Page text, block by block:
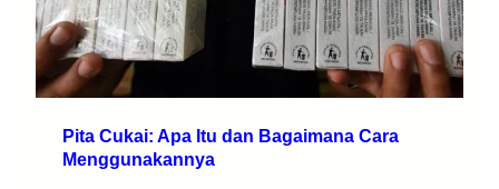
Pita Cukai: Apa Itu dan Bagaimana Cara
Menggunakannya